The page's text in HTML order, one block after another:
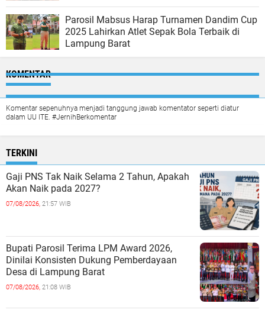
Parosil Mabsus Harap Turnamen Dandim Cup
2025 Lahirkan Atlet Sepak Bola Terbaik di
Lampung Barat
KOMENTAR
Komentar sepenuhnya menjadi tanggung jawab komentator seperti diatur
dalam UU ITE. #JernihBerkomentar
TERKINI
Gaji PNS Tak Naik Selama 2 Tahun, Apakah
Akan Naik pada 2027?
07/08/2026, 21:57 WIB
Bupati Parosil Terima LPM Award 2026,
Dinilai Konsisten Dukung Pemberdayaan
Desa di Lampung Barat
07/08/2026, 21:08 WIB